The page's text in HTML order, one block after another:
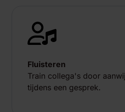
Fluisteren
Train collega's door
tijdens een gesprek.